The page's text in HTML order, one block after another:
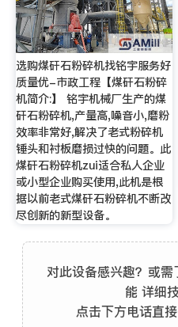
选购煤矸石粉碎机找铭宇服务好
质量优-市政工程【煤矸石粉碎
机简介:】 铭宇机械厂生产的煤
矸石粉碎机,产量高,噪音小,磨粉
效率非常好,解决了老式粉碎机
锤头和衬板磨损过快的问题。此
煤矸石粉碎机zui适合私人企业
或小型企业购买使用,此机是根
据以前老式煤矸石粉碎机不断改
尽创新的新型设备。
对此设备感兴趣？或
能 详细
点击下方电话直